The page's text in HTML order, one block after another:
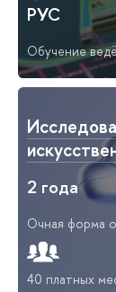
РУС
Обучение
2 года
Очная форма
40 платных